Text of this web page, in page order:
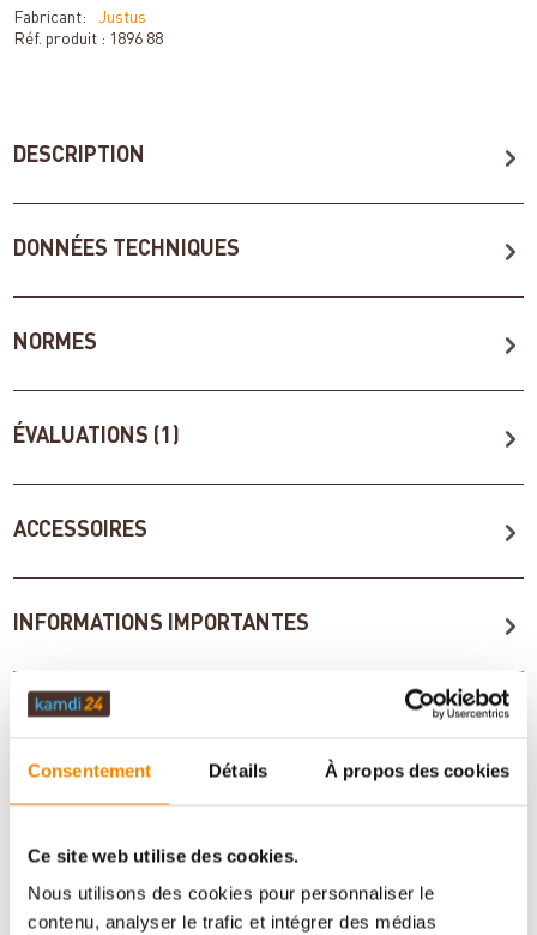
Consentement Détails À propos des cookies
Ce site web utilise des cookies.
Nous utilisons des cookies pour personnaliser le
contenu, analyser le trafic et intégrer des médias
Fabricant:
Justus
Réf. produit : 1896 88
DESCRIPTION
DONNÉES TECHNIQUES
NORMES
ÉVALUATIONS (1)
ACCESSOIRES
INFORMATIONS IMPORTANTES